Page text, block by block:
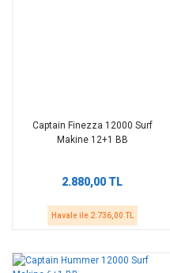
Captain Finezza 12000 Surf
Makine 12+1 BB
2.880,00 TL
Havale ile 2.736,00 TL